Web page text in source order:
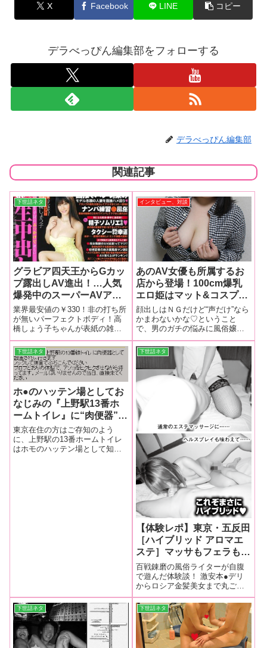
X Facebook LINE コピー
デラべっぴん編集部をフォローする
デラべっぴん編集部
関連記事
下世話ネタ
グラビア四天王からGカッ
プ露出しAV進出！…人気
爆発中のスーパーAVアイ
ドル・高橋しょう子ちゃん
の表紙が目印の『実話大報
12月号』本日発売！
業界最安値の￥330！非の打ち所
が無いパーフェクトボディ！高
橋しょう子ちゃんが表紙の雑誌
『実話大報12月号』全国書店・
コンビニで本日発売！まだ買っ
てない人にちょっとだけ内容教
えちゃいます♡今月も男の欲望
を満たしてみせます！ エロい
実話を赤裸
インタビュー、対談
あのAV女優も所属するお
店から登場！100cm爆乳
エロ姫はマット&コスプレ
が大好き♡…“顔出しＮ
Ｇ”な姫に無理やり頂い
た“肉声”がこちら！~風俗
嬢『姫相談』④
顔出しはＮＧだけど“声だけ”なら
かまわないかな♡ということ
で、男のガチの悩みに風俗嬢が
肉声で応える『姫相談』。 （第
１回）（第２回）（第３回）今
回は、昨年12月にオープンした
ばかりの新店・高級艶女ヘルス
『o.t.o.n.o（おとの）』の皆月
下世話ネタ
ホ●のハッテン場としてお
なじみの『上野駅13番ホ
ームトイレ』に“肉便器”女
性からのカキコミが！…翻
弄された男たち…どんな女
がやってくる？
東京在住の方はご存知のよう
に、上野駅の13番ホームトイレ
はホモのハッテン場として知ら
下世話ネタ
【体験レポ】東京・五反田
［ハイブリッド アロマエ
ステ］マッサもフェラも！
これぞ理想のエステ【気に
なる風俗試し隊】
百戦錬磨の風俗ライターが自腹
で遊んだ体験談！ 激安本●デリ
からロシア金髪美女まで丸ごと
実体験！日本人エステの未来を
担うハイブリッドな店ハイブリ
ッドカーといえば、ガソリンで
も電気でも走る環境に優しい
車。で、疲れた男の心と股間に
優しいのが、今回
下世話ネタ 下世話ネタ